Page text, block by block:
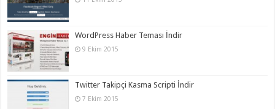
WordPress Haber Teması İndir
9 Ekim 2015
Twitter Takipçi Kasma Scripti İndir
7 Ekim 2015